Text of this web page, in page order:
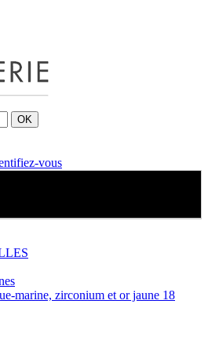
OK
vous
marine, zirconium et or jaune 18